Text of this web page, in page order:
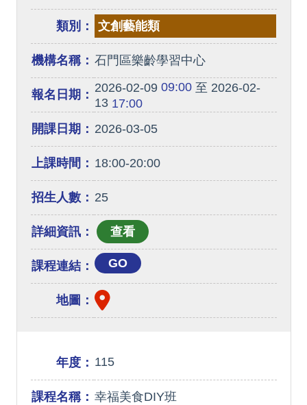
類別： 文創藝能類
機構名稱： 石門區樂齡學習中心
報名日期： 2026-02-0909:00至 2026-02-
1317:00
開課日期： 2026-03-05
上課時間： 18:00-20:00
招生人數： 25
詳細資訊：
課程連結： GO
地圖：
年度： 115
課程名稱： 幸福美食DIY班